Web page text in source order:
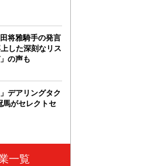
将雅騎手の発言
した深刻なリス
の声も
デアリングタク
がセレクトセ
一覧